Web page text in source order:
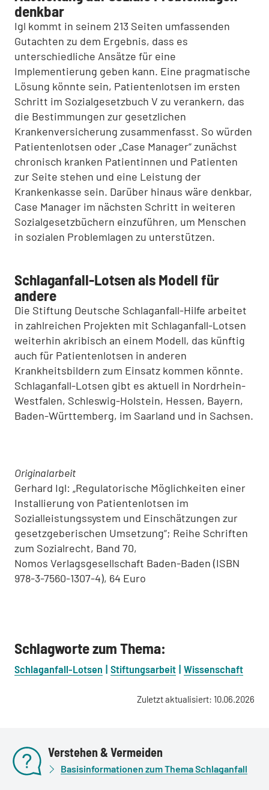
denkbar
Igl kommt in seinem 213 Seiten umfassenden
Gutachten zu dem Ergebnis, dass es
unterschiedliche Ansätze für eine
Implementierung geben kann. Eine pragmatische
Lösung könnte sein, Patientenlotsen im ersten
Schritt im Sozialgesetzbuch V zu verankern, das
die Bestimmungen zur gesetzlichen
Krankenversicherung zusammenfasst. So würden
Patientenlotsen oder „Case Manager“ zunächst
chronisch kranken Patientinnen und Patienten
zur Seite stehen und eine Leistung der
Krankenkasse sein. Darüber hinaus wäre denkbar,
Case Manager im nächsten Schritt in weiteren
Sozialgesetzbüchern einzuführen, um Menschen
in sozialen Problemlagen zu unterstützen.
Schlaganfall-Lotsen als Modell für
andere
Die Stiftung Deutsche Schlaganfall-Hilfe arbeitet
in zahlreichen Projekten mit Schlaganfall-Lotsen
weiterhin akribisch an einem Modell, das künftig
auch für Patientenlotsen in anderen
Krankheitsbildern zum Einsatz kommen könnte.
Schlaganfall-Lotsen gibt es aktuell in Nordrhein-
Westfalen, Schleswig-Holstein, Hessen, Bayern,
Baden-Württemberg, im Saarland und in Sachsen.
Originalarbeit
Gerhard Igl: „Regulatorische Möglichkeiten einer
Installierung von Patientenlotsen im
Sozialleistungssystem und Einschätzungen zur
gesetzgeberischen Umsetzung“; Reihe Schriften
zum Sozialrecht, Band 70,
Nomos Verlagsgesellschaft Baden-Baden (ISBN
978-3-7560-1307-4), 64 Euro
Schlagworte zum Thema:
Schlaganfall-Lotsen Stiftungsarbeit Wissenschaft
Zuletzt aktualisiert: 10.06.2026
Verstehen & Vermeiden
Basisinformationen zum Thema Schlaganfall